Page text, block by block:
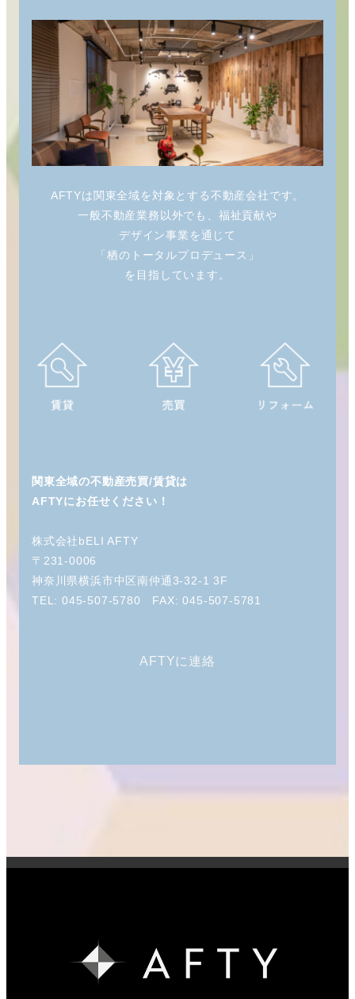
AFTYは関東全域を対象とする不動産会社です。
一般不動産業務以外でも、福祉貢献や
デザイン事業を通じて
「栖のトータルプロデュース」
を目指しています。
関東全域の不動産売買/賃貸は
AFTYにお任せください！
株式会社bELI AFTY
〒231-0006
神奈川県横浜市中区南仲通3-32-1 3F
TEL: 045-507-5780 FAX: 045-507-5781
AFTYに連絡